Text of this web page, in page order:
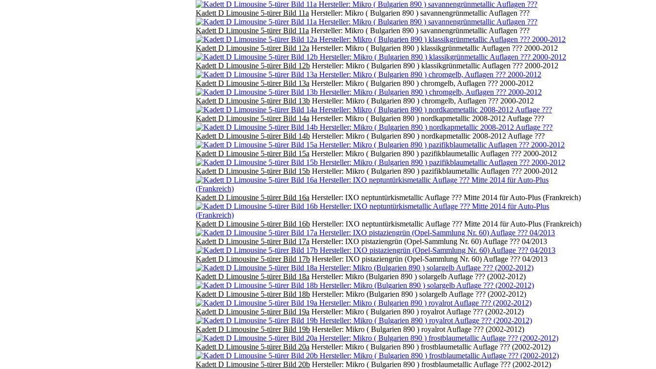
Kadett D Limousine 5-türer Bild 11a Hersteller: Mikro ( Bulgarien 890 ) savannengrünmetallic Auflagen ???
Kadett D Limousine 5-türer Bild 11a Hersteller: Mikro ( Bulgarien 890 ) savannengrünmetallic Auflagen ???
Kadett D Limousine 5-türer Bild 12a Hersteller: Mikro ( Bulgarien 890 ) klassikgrünmetallic Auflagen ??? 2000-2012
Kadett D Limousine 5-türer Bild 12b Hersteller: Mikro ( Bulgarien 890 ) klassikgrünmetallic Auflagen ??? 2000-2012
Kadett D Limousine 5-türer Bild 13a Hersteller: Mikro ( Bulgarien 890 ) chromgelb, Auflagen ??? 2000-2012
Kadett D Limousine 5-türer Bild 13b Hersteller: Mikro ( Bulgarien 890 ) chromgelb, Auflagen ??? 2000-2012
Kadett D Limousine 5-türer Bild 14a Hersteller: Mikro ( Bulgarien 890 ) nordkapmetallic 2008-2012 Auflage ???
Kadett D Limousine 5-türer Bild 14b Hersteller: Mikro ( Bulgarien 890 ) nordkapmetallic 2008-2012 Auflage ???
Kadett D Limousine 5-türer Bild 15a Hersteller: Mikro ( Bulgarien 890 ) pazifikblaumetallic Auflagen ??? 2000-2012
Kadett D Limousine 5-türer Bild 15b Hersteller: Mikro ( Bulgarien 890 ) pazifikblaumetallic Auflagen ??? 2000-2012
Kadett D Limousine 5-türer Bild 16a Hersteller: IXO neptuntürkismetallic Auflage ??? Mitte 2014 für Auto-Plus (Frankreich)
Kadett D Limousine 5-türer Bild 16b Hersteller: IXO neptuntürkismetallic Auflage ??? Mitte 2014 für Auto-Plus (Frankreich)
Kadett D Limousine 5-türer Bild 17a Hersteller: IXO pistaziengrün (Opel-Sammlung Nr. 60) Auflage ??? 04/2013
Kadett D Limousine 5-türer Bild 17b Hersteller: IXO pistaziengrün (Opel-Sammlung Nr. 60) Auflage ??? 04/2013
Kadett D Limousine 5-türer Bild 18a Hersteller: Mikro (Bulgarien 890 ) solargelb Auflage ??? (2002-2012)
Kadett D Limousine 5-türer Bild 18b Hersteller: Mikro (Bulgarien 890 ) solargelb Auflage ??? (2002-2012)
Kadett D Limousine 5-türer Bild 19a Hersteller: Mikro ( Bulgarien 890 ) royalrot Auflage ??? (2002-2012)
Kadett D Limousine 5-türer Bild 19b Hersteller: Mikro ( Bulgarien 890 ) royalrot Auflage ??? (2002-2012)
Kadett D Limousine 5-türer Bild 20a Hersteller: Mikro ( Bulgarien 890 ) frostblaumetallic Auflage ??? (2002-2012)
Kadett D Limousine 5-türer Bild 20b Hersteller: Mikro ( Bulgarien 890 ) frostblaumetallic Auflage ??? (2002-2012)